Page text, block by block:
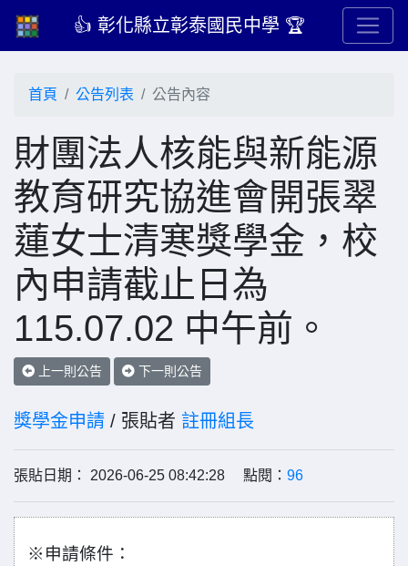
👍 彰化縣立彰泰國民中學 🏆
首頁 公告列表 公告內容
財團法人核能與新能源
教育研究協進會開張翠
蓮女士清寒獎學金，校
內申請截止日為
115.07.02 中午前。
上一則公告 下一則公告
獎學金申請 / 張貼者 註冊組長
張貼日期： 2026-06-25 08:42:28 點閱： 96
※ 申請條件：